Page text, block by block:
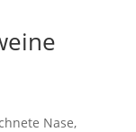
Nase,